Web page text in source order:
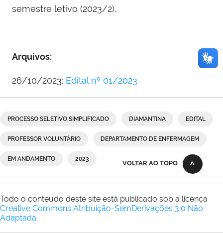
semestre letivo (2023/2).
Arquivos:
26/10/2023: Edital nº 01/2023
PROCESSO SELETIVO SIMPLIFICADO DIAMANTINA EDITAL
PROFESSOR VOLUNTÁRIO DEPARTAMENTO DE ENFERMAGEM
EM ANDAMENTO 2023
VOLTAR AO TOPO
Todo o conteúdo deste site está publicado sob a licença
Creative Commons Atribuição-SemDerivações 3.0 Não
Adaptada.